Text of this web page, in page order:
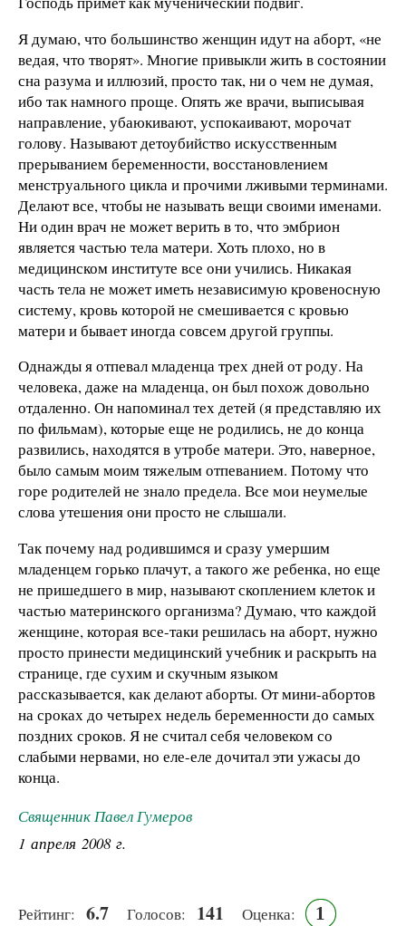
Я думаю, что большинство женщин идут на аборт, «не
ведая, что творят». Многие привыкли жить в состоянии
сна разума и иллюзий, просто так, ни о чем не думая,
ибо так намного проще. Опять же врачи, выписывая
направление, убаюкивают, успокаивают, морочат
голову. Называют детоубийство искусственным
прерыванием беременности, восстановлением
менструального цикла и прочими лживыми терминами.
Делают все, чтобы не называть вещи своими именами.
Ни один врач не может верить в то, что эмбрион
является частью тела матери. Хоть плохо, но в
медицинском институте все они учились. Никакая
часть тела не может иметь независимую кровеносную
систему, кровь которой не смешивается с кровью
матери и бывает иногда совсем другой группы.
Однажды я отпевал младенца трех дней от роду. На
человека, даже на младенца, он был похож довольно
отдаленно. Он напоминал тех детей (я представляю их
по фильмам), которые еще не родились, не до конца
развились, находятся в утробе матери. Это, наверное,
было самым моим тяжелым отпеванием. Потому что
горе родителей не знало предела. Все мои неумелые
слова утешения они просто не слышали.
Так почему над родившимся и сразу умершим
младенцем горько плачут, а такого же ребенка, но еще
не пришедшего в мир, называют скоплением клеток и
частью материнского организма? Думаю, что каждой
женщине, которая все-таки решилась на аборт, нужно
просто принести медицинский учебник и раскрыть на
странице, где сухим и скучным языком
рассказывается, как делают аборты. От мини-абортов
на сроках до четырех недель беременности до самых
поздних сроков. Я не считал себя человеком со
слабыми нервами, но еле-еле дочитал эти ужасы до
конца.
Священник Павел Гумеров
1 апреля 2008 г.
Рейтинг: 6.7 Голосов: 141 Оценка: 1